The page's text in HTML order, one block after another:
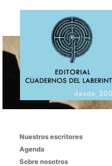
Nuestros escritores
Agenda
Sobre nosotros